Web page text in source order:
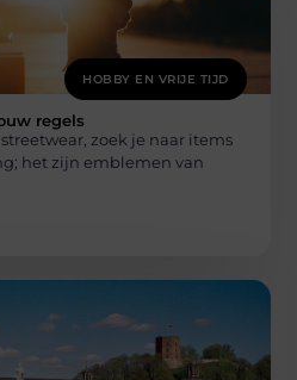
HOBBY EN VRIJE TIJD
regels
zoek je naar items
het zijn emblemen van